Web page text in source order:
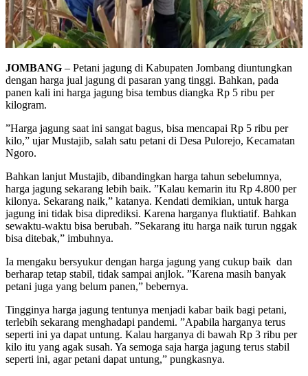
JOMBANG – Petani jagung di Kabupaten Jombang diuntungkan
dengan harga jual jagung di pasaran yang tinggi. Bahkan, pada
panen kali ini harga jagung bisa tembus diangka Rp 5 ribu per
kilogram.
”Harga jagung saat ini sangat bagus, bisa mencapai Rp 5 ribu per
kilo,” ujar Mustajib, salah satu petani di Desa Pulorejo, Kecamatan
Ngoro.
Bahkan lanjut Mustajib, dibandingkan harga tahun sebelumnya,
harga jagung sekarang lebih baik. ”Kalau kemarin itu Rp 4.800 per
kilonya. Sekarang naik,” katanya. Kendati demikian, untuk harga
jagung ini tidak bisa diprediksi. Karena harganya fluktiatif. Bahkan
sewaktu-waktu bisa berubah. ”Sekarang itu harga naik turun nggak
bisa ditebak,” imbuhnya.
Ia mengaku bersyukur dengan harga jagung yang cukup baik dan
berharap tetap stabil, tidak sampai anjlok. ”Karena masih banyak
petani juga yang belum panen,” bebernya.
Tingginya harga jagung tentunya menjadi kabar baik bagi petani,
terlebih sekarang menghadapi pandemi. ”Apabila harganya terus
seperti ini ya dapat untung. Kalau harganya di bawah Rp 3 ribu per
kilo itu yang agak susah. Ya semoga saja harga jagung terus stabil
seperti ini, agar petani dapat untung,” pungkasnya.